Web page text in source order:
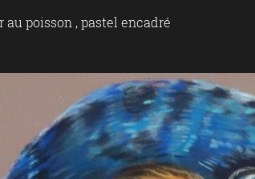
poisson , pastel encadré